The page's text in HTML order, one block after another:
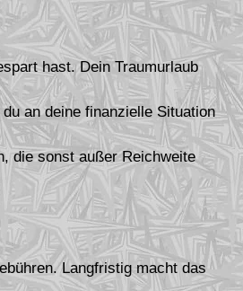
hast. Dein Traumurlaub
an deine finanzielle Situation
die sonst außer Reichweite
Langfristig macht das